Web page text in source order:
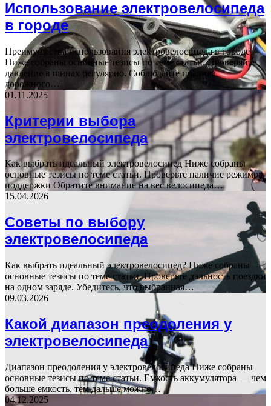
Использование электровелосипеда
в городе
Преимущества использования электровелосипеда в городе
Ниже собраны основные тезисы по теме статьи. Проверяйте
давление в шинах регулярно. Соблюдайте правила
дорожного…
01.11.2025
Критерии выбора
электровелосипеда
Как выбрать идеальный электровелосипед Ниже собраны
основные тезисы по теме статьи. Проверьте наличие режимов
поддержки Обратите внимание на вес велосипеда…
15.04.2026
Советы по выбору
электровелосипеда
Как выбрать идеальный электровелосипед? Ниже собраны
основные тезисы по теме статьи. Проверьте дальность поездки
на одном заряде. Убедитесь, что выбранная…
09.03.2026
Какой диапазон преодоления у
электровелосипеда
Диапазон преодоления у электровелосипеда Ниже собраны
основные тезисы по теме статьи. Емкость аккумулятора — чем
больше емкость, тем дальше можно…
04.12.2025